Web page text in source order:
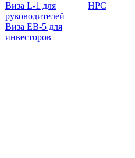
Виза L-1 для
руководителей
Виза EB-5 для
инвесторов
НРС